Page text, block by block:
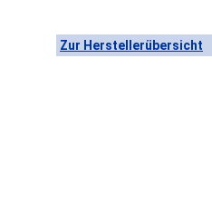
Zur Herstellerübersicht